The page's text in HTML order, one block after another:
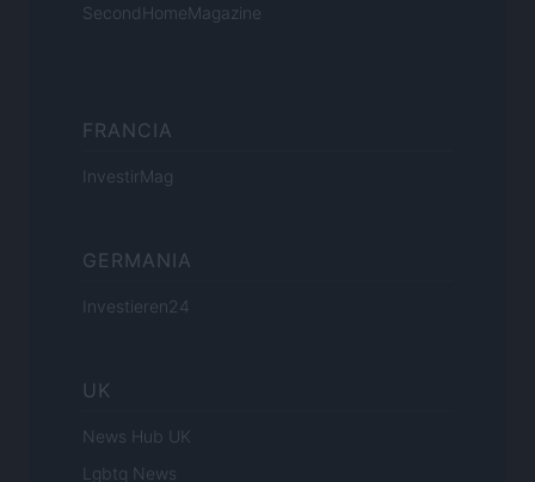
SecondHomeMagazine
FRANCIA
InvestirMag
GERMANIA
Investieren24
UK
News Hub UK
Lgbtq News